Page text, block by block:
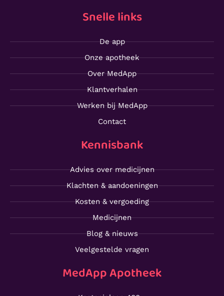
Snelle links
De app
Onze apotheek
Over MedApp
Klantverhalen
Werken bij MedApp
Contact
Kennisbank
Advies over medicijnen
Klachten & aandoeningen
Kosten & vergoeding
Medicijnen
Blog & nieuws
Veelgestelde vragen
MedApp Apotheek